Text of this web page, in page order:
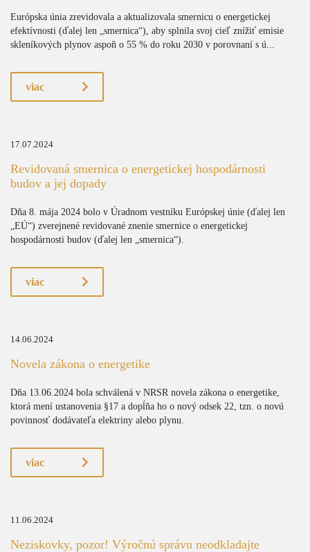
Európska únia zrevidovala a aktualizovala smernicu o energetickej
efektívnosti (ďalej len „smernica“), aby splnila svoj cieľ znížiť emisie
skleníkových plynov aspoň o 55 % do roku 2030 v porovnaní s ú...
viac
17.07.2024
Revidovaná smernica o energetickej hospodárnosti
budov a jej dopady
Dňa 8. mája 2024 bolo v Úradnom vestníku Európskej únie (ďalej len
„EÚ“) zverejnené revidované znenie smernice o energetickej
hospodárnosti budov (ďalej len „smernica“).
viac
14.06.2024
Novela zákona o energetike
Dňa 13.06.2024 bola schválená v NRSR novela zákona o energetike,
ktorá mení ustanovenia §17 a dopĺňa ho o nový odsek 22, tzn. o novú
povinnosť dodávateľa elektriny alebo plynu.
viac
11.06.2024
Neziskovky, pozor! Výročnú správu neodkladajte